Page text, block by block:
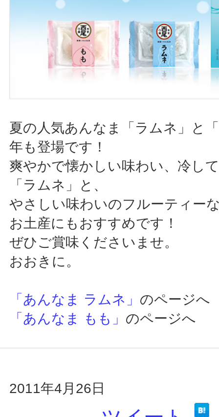
夏の人気あんなま「ラムネ」と
年も登場です！
爽やかで懐かしい味わい、冷し
「ラムネ」と、
やさしい味わいのフルーティー
お土産にもおすすめです！
ぜひご賞味くださいませ。
おおきに。
「あんなま ラムネ」 のページへ
「あんなま もも」 のページへ
2011年4月26日